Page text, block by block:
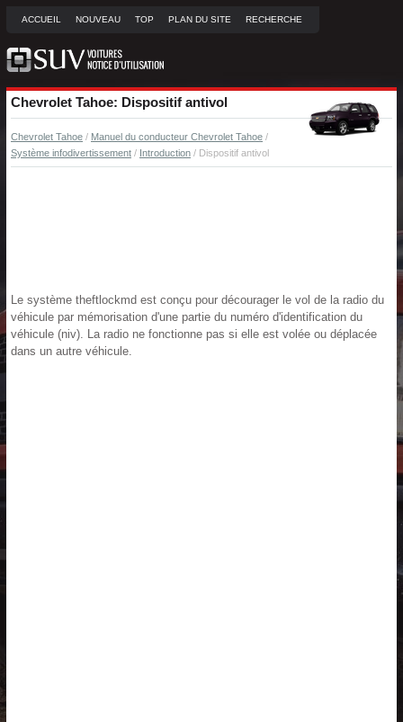
ACCUEIL NOUVEAU TOP PLAN DU SITE RECHERCHE
Chevrolet Tahoe: Dispositif antivol
Chevrolet Tahoe / Manuel du conducteur Chevrolet Tahoe /
Système infodivertissement / Introduction / Dispositif antivol
Le système theftlockmd est conçu pour décourager le vol de la radio du
véhicule par mémorisation d'une partie du numéro d'identification du
véhicule (niv). La radio ne fonctionne pas si elle est volée ou déplacée
dans un autre véhicule.